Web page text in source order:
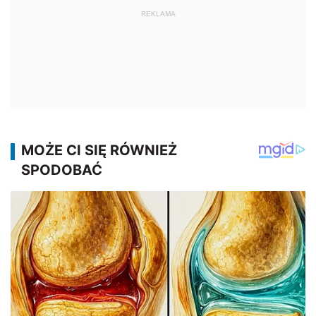
REKLAMA